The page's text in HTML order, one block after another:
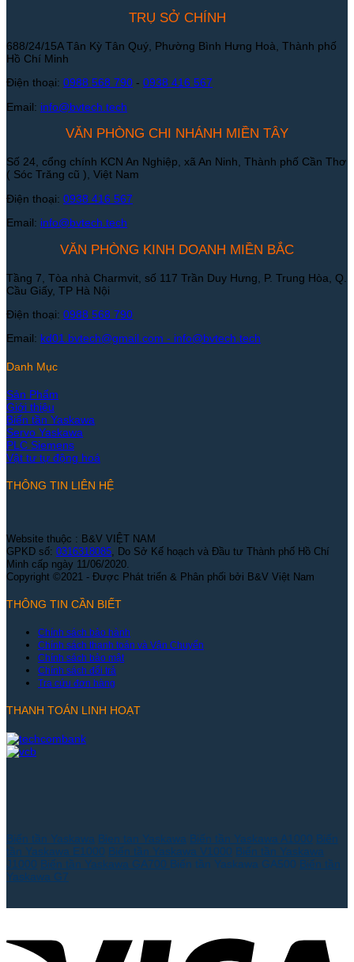
TRỤ SỞ CHÍNH
688/24/15A Tân Kỳ Tân Quý, Phường Bình Hưng Hoà, Thành phố
Hồ Chí Minh
Điện thoại: 0988 568 790 - 0938 416 567
Email: info@bvtech.tech
VĂN PHÒNG CHI NHÁNH MIỀN TÂY
Số 24, cổng chính KCN An Nghiệp, xã An Ninh, Thành phố Cần Thơ
( Sóc Trăng cũ ), Việt Nam
Điện thoại: 0938 416 567
Email: info@bvtech.tech
VĂN PHÒNG KINH DOANH MIỀN BẮC
Tầng 7, Tòa nhà Charmvit, số 117 Trần Duy Hưng, P. Trung Hòa, Q.
Cầu Giấy, TP Hà Nội
Điện thoại: 0988 568 790
Email: kd01.bvtech@gmail.com - info@bvtech.tech
Danh Mục
Sản Phẩm
Giới thiệu
Biến tần Yaskawa
Servo Yaskawa
PLC Siemens
Vật tư tự động hoá
THÔNG TIN LIÊN HỆ
Website thuộc : B&V VIỆT NAM
GPKD số: 0316318085, Do Sở Kế hoạch và Đầu tư Thành phố Hồ Chí
Minh cấp ngày 11/06/2020.
Copyright ©2021 - Được Phát triển & Phân phối bởi B&V Việt Nam
THÔNG TIN CẦN BIẾT
Chính sách bảo hành
Chính sách thanh toán và Vận Chuyển
Chính sách bảo mật
Chính sách đổi trả
Tra cứu đơn hàng
THANH TOÁN LINH HOẠT
Biến tần Yaskawa Bien tan Yaskawa Biến tần Yaskawa A1000 Biến
tần Yaskawa E1000 Biến tần Yaskawa V1000 Biến tần Yaskawa
J1000 Biến tần Yaskawa GA700 Biến tần Yaskawa GA500 Biến tần
Yaskawa G7